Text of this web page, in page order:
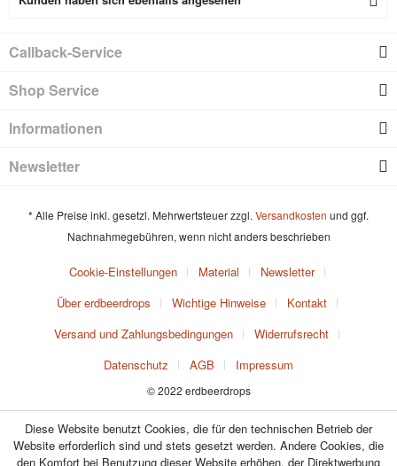
Callback-Service
Shop Service
Informationen
Newsletter
* Alle Preise inkl. gesetzl. Mehrwertsteuer zzgl. Versandkosten und ggf.
Nachnahmegebühren, wenn nicht anders beschrieben
Cookie-Einstellungen Material
Newsletter
Über erdbeerdrops
Wichtige Hinweise
Kontakt
Versand und Zahlungsbedingungen
Widerrufsrecht
Datenschutz
AGB Impressum
© 2022 erdbeerdrops
Diese Website benutzt Cookies, die für den technischen Betrieb der
Website erforderlich sind und stets gesetzt werden. Andere Cookies, die
den Komfort bei Benutzung dieser Website erhöhen, der Direktwerbung